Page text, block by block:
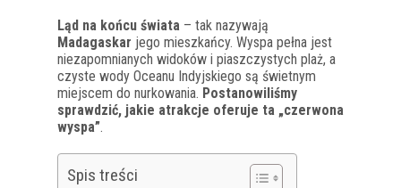
Ląd na końcu świata – tak nazywają
Madagaskar jego mieszkańcy. Wyspa pełna jest
niezapomnianych widoków i piaszczystych plaż, a
czyste wody Oceanu Indyjskiego są świetnym
miejscem do nurkowania. Postanowiliśmy
sprawdzić, jakie atrakcje oferuje ta „czerwona
wyspa”.
Spis treści